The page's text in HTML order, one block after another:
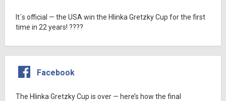
It´s official — the USA win the Hlinka Gretzky Cup for the first
time in 22 years! ????
Facebook
The Hlinka Gretzky Cup is over — here’s how the final